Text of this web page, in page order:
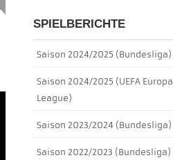
SPIELBERICHTE
Saison 2024/2025 (Bundesliga)
Saison 2024/2025 (UEFA Europa
League)
Saison 2023/2024 (Bundesliga)
Saison 2022/2023 (Bundesliga)